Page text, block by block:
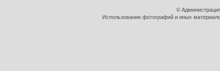
©
Использование фотографий и иных